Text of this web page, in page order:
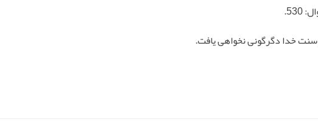
خدا دگرگونى نخواهى يافت.